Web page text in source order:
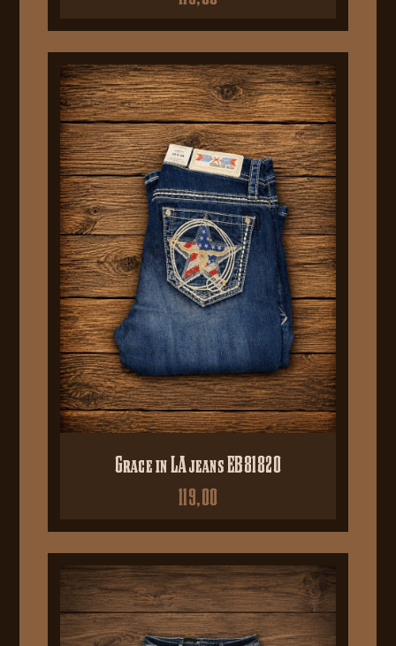
Grace in LA jeans EB81820
119,00